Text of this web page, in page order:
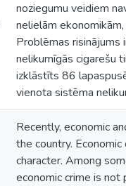
noziegumu veidiem
nelielām
Problēmas
nelikumīgās cigarešu
izklāstīts 86
vienota sistēma
Recently, economic
the country.
character. Among
economic crime is